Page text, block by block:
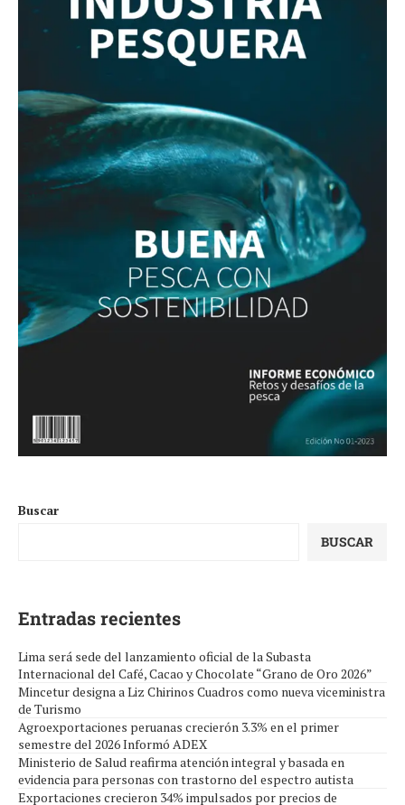
Buscar
BUSCAR
Entradas recientes
Lima será sede del lanzamiento oficial de la Subasta
Internacional del Café, Cacao y Chocolate “Grano de Oro 2026”
Mincetur designa a Liz Chirinos Cuadros como nueva viceministra
de Turismo
Agroexportaciones peruanas crecierón 3.3% en el primer
semestre del 2026 Informó ADEX
Ministerio de Salud reafirma atención integral y basada en
evidencia para personas con trastorno del espectro autista
Exportaciones crecieron 34% impulsados por precios de